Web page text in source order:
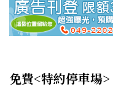
免費<特約停車場>